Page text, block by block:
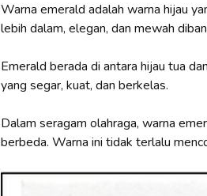
Warna emerald adalah warna hijau
lebih dalam, elegan, dan mewah
Emerald berada di antara hijau tua
yang segar, kuat, dan berkelas.
Dalam seragam olahraga, warna
berbeda. Warna ini tidak terlalu